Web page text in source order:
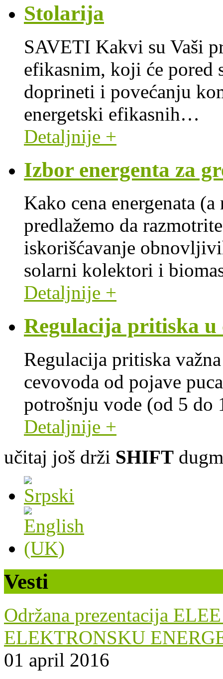
Stolarija
SAVETI Kakvi su Vaši
efikasnim, koji će pored
doprineti i povećanju
energetski efikasnih…
Detaljnije +
Izbor energenta za
Kako cena energenata
predlažemo da
iskorišćavanje
solarni kolektori i
Detaljnije +
Regulacija pritiska u
Regulacija pritiska
cevovoda od pojave
potrošnju vode (od 5
Detaljnije +
učitaj još drži SHIFT
Vesti
Održana prezentacija
ELEKTRONSKU
01 april 2016